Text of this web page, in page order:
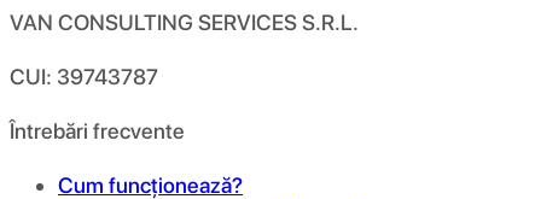
VAN CONSULTING SERVICES S.R.L.
CUI: 39743787
Întrebări frecvente
Cum funcționează?